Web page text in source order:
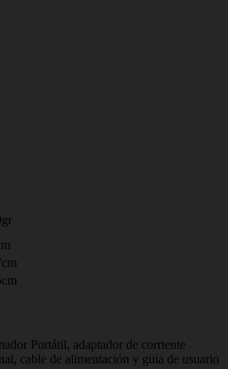
Portátil, adaptador de corriente
cable de alimentación y guia de usuario